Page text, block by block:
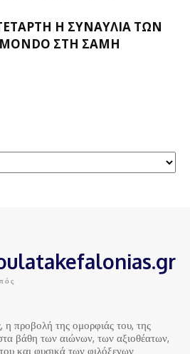
Η ΣΥΝΑΥΛΊΑ ΤΩΝ
ΣΤΗ ΣΆΜΗ
προβολή της ομορφιάς του, της
βάθη των αιώνων, των αξιοθέατων,
και φυσικά των φιλόξενων